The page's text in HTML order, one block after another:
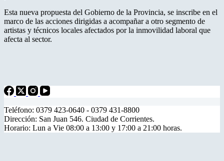
Esta nueva propuesta del Gobierno de la Provincia, se inscribe en el
marco de las acciones dirigidas a acompañar a otro segmento de
artistas y técnicos locales afectados por la inmovilidad laboral que
afecta al sector.
Teléfono: 0379 423-0640 - 0379 431-8800
Dirección: San Juan 546. Ciudad de Corrientes.
Horario: Lun a Vie 08:00 a 13:00 y 17:00 a 21:00 horas.